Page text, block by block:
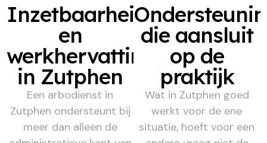
Inzetbaarheid
en
werkhervatting
in Zutphen
Een arbodienst in
Zutphen ondersteunt bij
meer dan alleen de
die aansluit
op de
praktijk
Wat in Zutphen goed
werkt voor de ene
situatie, hoeft voor een